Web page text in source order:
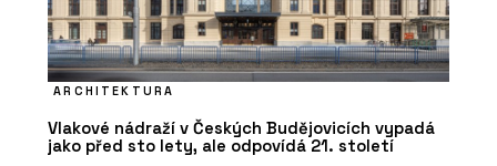
ARCHITEKTURA
Vlakové nádraží v Českých Budějovicích vypadá
jako před sto lety, ale odpovídá 21. století